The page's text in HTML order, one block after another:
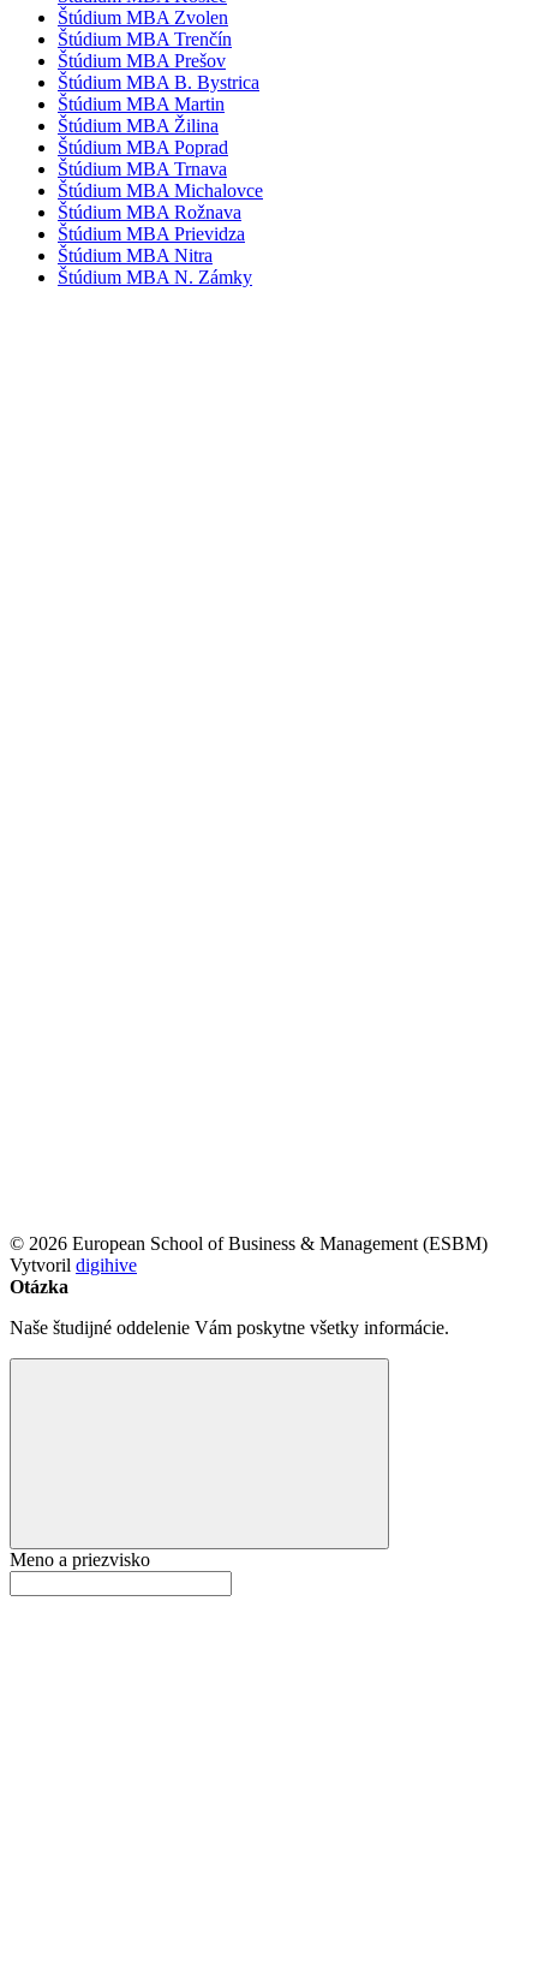
Štúdium MBA Zvolen
Štúdium MBA Trenčín
Štúdium MBA Prešov
Štúdium MBA B. Bystrica
Štúdium MBA Martin
Štúdium MBA Žilina
Štúdium MBA Poprad
Štúdium MBA Trnava
Štúdium MBA Michalovce
Štúdium MBA Rožnava
Štúdium MBA Prievidza
Štúdium MBA Nitra
Štúdium MBA N. Zámky
© 2026 European School of Business & Management (ESBM)
Vytvoril digihive
Otázka
Naše študijné oddelenie Vám poskytne všetky informácie.
Meno a priezvisko